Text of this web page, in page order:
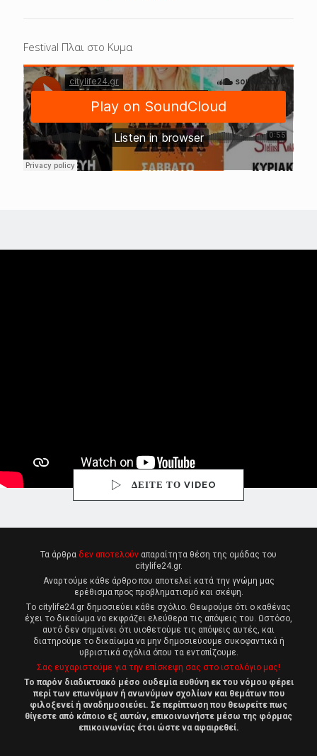
Festival Πλαι στο Κυμα
ΔΕΙΤΕ ΤΟ VIDEO
Τα άρθρα δεν αποτελούν απαραίτητα θέση της ομάδας του
citylife24.gr.
Αναρτούμε κάθε άρθρο που αποτελεί κατά την γνώμη μας
ερέθισμα προς προβληματισμό και σκέψη.
Tο citylife24.gr δημοσιεύει κάθε σχόλιο. Θεωρούμε ότι ο καθένας
έχει το δικαίωμα να εκφράζει ελεύθερα τις απόψεις του. Ωστόσο,
αυτό δεν σημαίνει ότι υιοθετούμε τις απόψεις αυτές, και
διατηρούμε το δικαίωμα να μην δημοσιεύουμε συκοφαντικά ή
υβριστικά σχόλια όπου τα εντοπίζουμε.
Σας ευχαριστούμε για την επίσκεψη σας στο ιστολόγιο μας!
Το παρόν διαδικτυακό μέσο ουδεμία ευθύνη εκ του νόμου φέρει
περί των επωνύμων ή ανωνύμων σχολίων και θεμάτων που
φιλοξενεί ή αναδημοσιεύει. Σε περίπτωση που θεωρείτε πως
θίγεστε από κάποιο εξ αυτών, επικοινωνήστε μέσω της φόρμας
επικοινωνίας έτσι ώστε να αφαιρεθεί.